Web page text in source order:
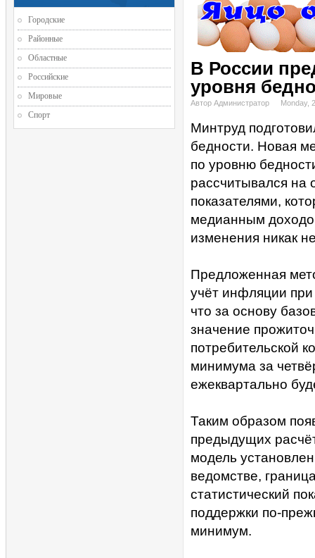
В России
уровня
Автор Администратор Monday,
Минтруд
бедности. Новая
по уровню
рассчитывался на
показателями,
медианным
изменения никак
Предложенная
учёт инфляции
что за основу
значение
потребительской
минимума за
ежеквартально
Таким образом
предыдущих
модель
ведомстве,
статистический
поддержки по-
минимум.
Городские
Районные
Областные
Российские
Мировые
Спорт